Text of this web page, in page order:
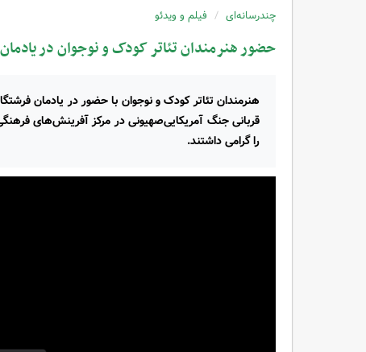
چندرسانه‌ای فیلم و ویدئو
حضور هنرمندان تئاتر کودک و نوجوان در
هنرمندان تئاتر کودک و نوجوان با حضور در یادمان
را گرامی داشتند.